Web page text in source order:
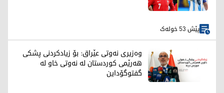
پێش 53 خولەک
وەزیری نەوتی عێراق: بۆ زیادکردنی پشکی
هەرێمی کوردستان لە نەوتی خاو لە
گفتوگۆداین